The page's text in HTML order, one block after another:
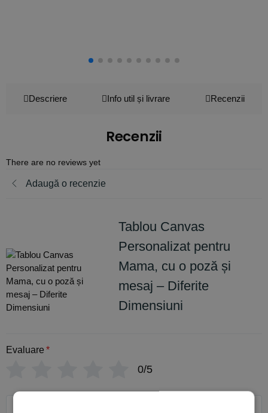
Descriere Info util și livrare Recenzii
Recenzii
There are no reviews yet
Adaugă o recenzie
Tablou Canvas
Personalizat pentru
Mama, cu o poză și
mesaj – Diferite
Dimensiuni
Evaluare *
0/5
Scrie recenzia ta